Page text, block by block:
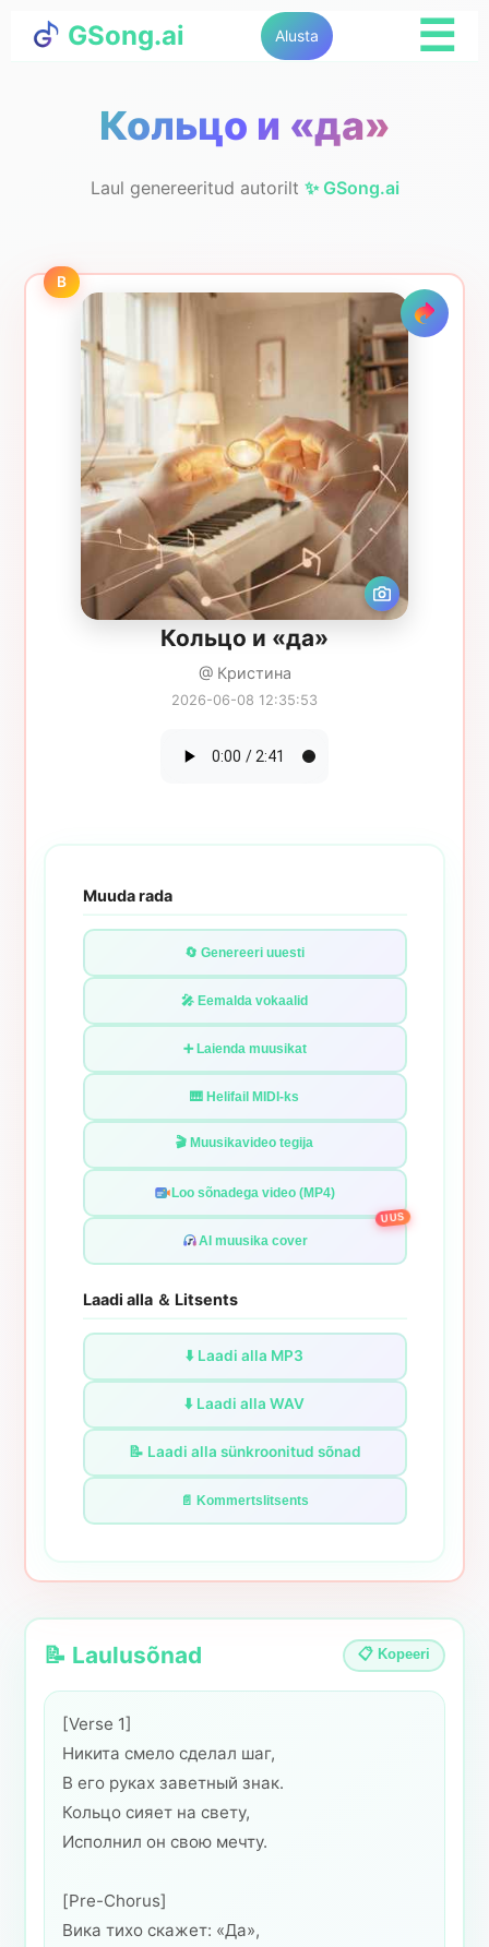
GSong.ai Alusta
☰
Кольцо и «да»
Laul genereeritud autorilt ✨ GSong.ai
B
Кольцо и «да»
@ Кристина
2026-06-08 12:35:53
Muuda rada
🔄 Genereeri uuesti
🎤 Eemalda vokaalid
➕ Laienda muusikat
🎹 Helifail MIDI-ks
🎬 Muusikavideo tegija
Loo sõnadega video (MP4)
AI muusika cover
UUS
Laadi alla ＆ Litsents
⬇️ Laadi alla MP3
⬇️ Laadi alla WAV
📝 Laadi alla sünkroonitud sõnad
📄 Kommertslitsents
📝 Laulusõnad 📋 Kopeeri
[Verse 1]
Никита смело сделал шаг,
В его руках заветный знак.
Кольцо сияет на свету,
Исполнил он свою мечту.
[Pre-Chorus]
Вика тихо скажет: «Да»,